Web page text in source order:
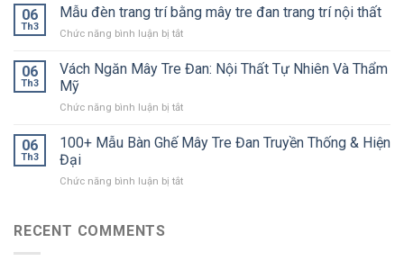
Lựa
Cho
Gian
giỏ
xách
mây
đan
tiện
06
Th3
Mẫu đèn trang trí bằng mây tre đan trang trí nội thất
Chức năng bình luận bị tắtở
đèn
bằng
tre
trí
06
Th3
Vách Ngăn Mây Tre Đan: Nội Thất Tự Nhiên Và Thẩm
Mỹ
Chức năng bình luận bị tắtở
Ngăn
Đan:
06
Th3
100+ Mẫu Bàn Ghế Mây Tre Đan Truyền Thống & Hiện
Đại
Chức năng bình luận bị tắtở
RECENT COMMENTS